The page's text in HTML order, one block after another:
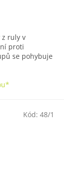
ruly v
proti
se pohybuje
Kód: 48/1